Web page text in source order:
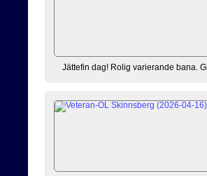
Jättefin dag! Rolig varierande bana.